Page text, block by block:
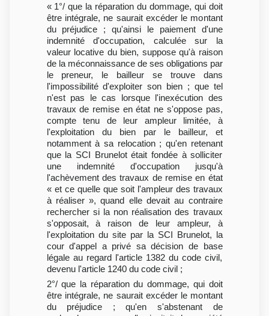
« 1°/ que la réparation du dommage, qui doit
être intégrale, ne saurait excéder le montant
du préjudice ; qu'ainsi le paiement d'une
indemnité d'occupation, calculée sur la
valeur locative du bien, suppose qu'à raison
de la méconnaissance de ses obligations par
le preneur, le bailleur se trouve dans
l'impossibilité d'exploiter son bien ; que tel
n'est pas le cas lorsque l'inexécution des
travaux de remise en état ne s'oppose pas,
compte tenu de leur ampleur limitée, à
l'exploitation du bien par le bailleur, et
notamment à sa relocation ; qu'en retenant
que la SCI Brunelot était fondée à solliciter
une indemnité d'occupation jusqu'à
l'achèvement des travaux de remise en état
« et ce quelle que soit l'ampleur des travaux
à réaliser », quand elle devait au contraire
rechercher si la non réalisation des travaux
s'opposait, à raison de leur ampleur, à
l'exploitation du site par la SCI Brunelot, la
cour d'appel a privé sa décision de base
légale au regard l'article 1382 du code civil,
devenu l'article 1240 du code civil ;
2°/ que la réparation du dommage, qui doit
être intégrale, ne saurait excéder le montant
du préjudice ; qu'en s'abstenant de